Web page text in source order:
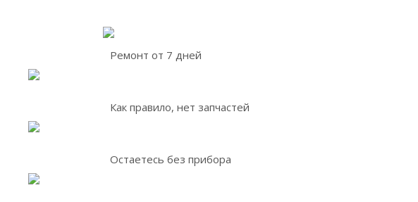
Ремонт от 7 дней
Как правило, нет запчастей
Остаетесь без прибора